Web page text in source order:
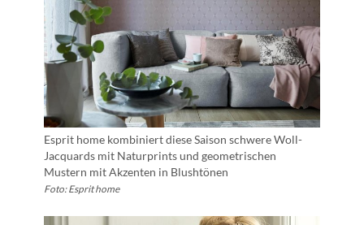
Esprit home kombiniert diese Saison schwere Woll-
Jacquards mit Naturprints und geometrischen
Mustern mit Akzenten in Blushtönen
Foto: Esprit home